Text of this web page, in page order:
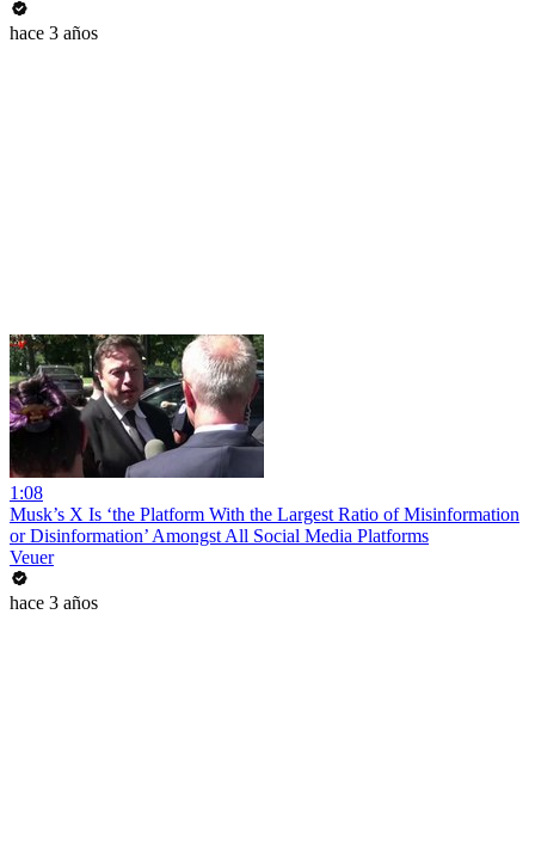
hace 3 años
1:08
Musk’s X Is ‘the Platform With the Largest Ratio of Misinformation
or Disinformation’ Amongst All Social Media Platforms
Veuer
hace 3 años